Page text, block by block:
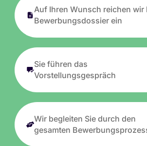
Auf Ihren Wunsch reichen wir
Bewerbungsdossier ein
Sie führen das
Vorstellungsgespräch
Wir begleiten Sie durch den
gesamten